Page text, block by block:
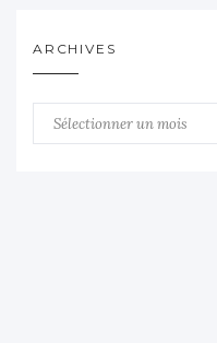
ARCHIVES
Archives